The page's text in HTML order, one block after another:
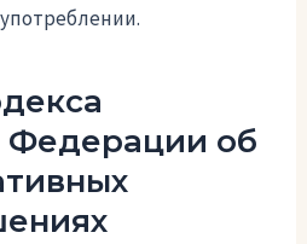
Федерации об